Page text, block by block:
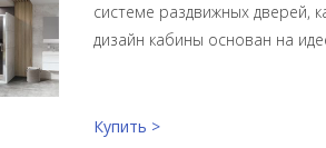
системе раздвижных дверей,
дизайн кабины основан на
Купить >